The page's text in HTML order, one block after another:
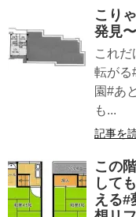
こり
発見
これ
転がる
園#あ
も...
記事を
この
して
える#